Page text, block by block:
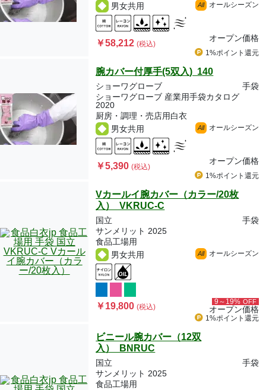
男女共用
All オールシーズン
￥58,212(税込)
オープン価格
1%ポイント 還元
腕カバー付厚手(5双入) 140
ショーワグローブ
手袋
ショーワグローブ 産業用手袋カタログ
2020
厨房・調理・売店用白衣
男女共用
All オールシーズン
￥5,390(税込)
オープン価格
1%ポイント 還元
Vカールイ腕カバー（カラー/20枚
入） VKRUC-C
国立
手袋
サンメリット 2025
食品工場用
男女共用
All オールシーズン
￥19,800(税込)
9～19% OFF
オープン価格
1%ポイント 還元
ビニール腕カバー（12双
入） BNRUC
国立
手袋
サンメリット 2025
食品工場用